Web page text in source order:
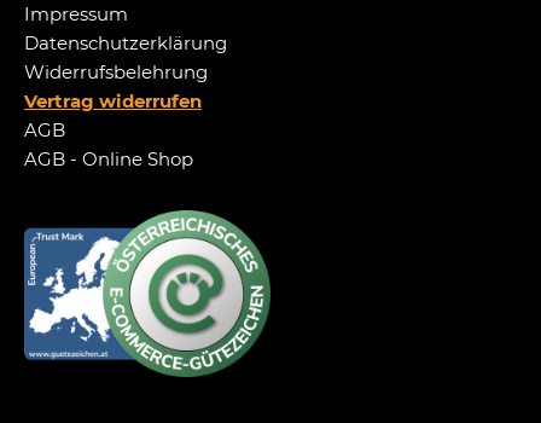
Impressum
Datenschutzerklärung
Widerrufsbelehrung
Vertrag widerrufen
AGB
AGB - Online Shop